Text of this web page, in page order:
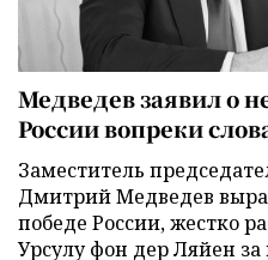
Медведев заявил о
России вопреки
Заместитель
Дмитрий Медведев
победе России, жестко
Урсулу фон дер Ляйен